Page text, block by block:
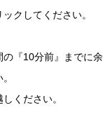
クしてください。
『10分前』までに余
ください。